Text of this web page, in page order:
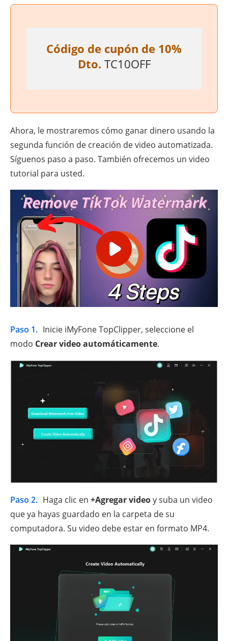
Código de cupón de 10%
Dto. TC10OFF
Ahora, le mostraremos cómo ganar dinero usando la
segunda función de creación de video automatizada.
Síguenos paso a paso. También ofrecemos un video
tutorial para usted.
Paso 1. Inicie iMyFone TopClipper, seleccione el
modo Crear video automáticamente.
Paso 2. Haga clic en +Agregar videoy suba un video
que ya hayas guardado en la carpeta de su
computadora. Su video debe estar en formato MP4.